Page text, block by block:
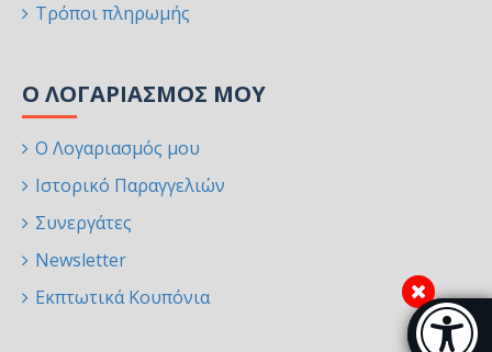
Μπάρα
Τρόποι πληρωμής
Ο ΛΟΓΑΡΙΑΣΜΌΣ ΜΟΥ
Ο Λογαριασμός μου
Ιστορικό Παραγγελιών
Συνεργάτες
Newsletter
Εκπτωτικά Κουπόνια